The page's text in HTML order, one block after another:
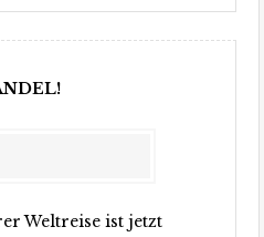
Weltreise ist jetzt